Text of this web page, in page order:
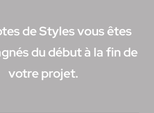
de Styles vous êtes
du début à la fin de
votre projet.